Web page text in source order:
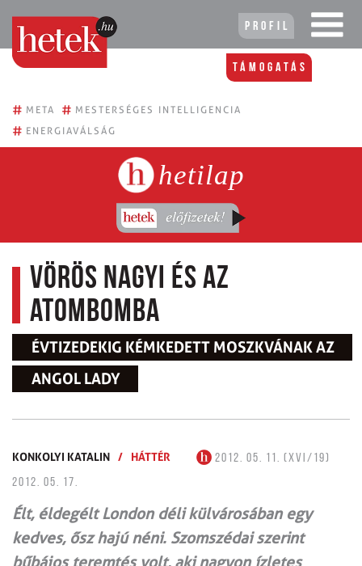
Profil
Támogatás
# META # MESTERSÉGES INTELLIGENCIA
# ENERGIAVÁLSÁG
hetilap
Vörös nagyi és az
atombomba
ÉVTIZEDEKIG KÉMKEDETT MOSZKVÁNAK AZ
ANGOL LADY
KONKOLYI KATALIN / HÁTTÉR
2012. 05. 11. (XVI/19)
2012. 05. 17.
Élt, éldegélt London déli külvárosában egy
kedves, ősz hajú néni. Szomszédai szerint
bűbájos teremtés volt, aki nagyon ízletes